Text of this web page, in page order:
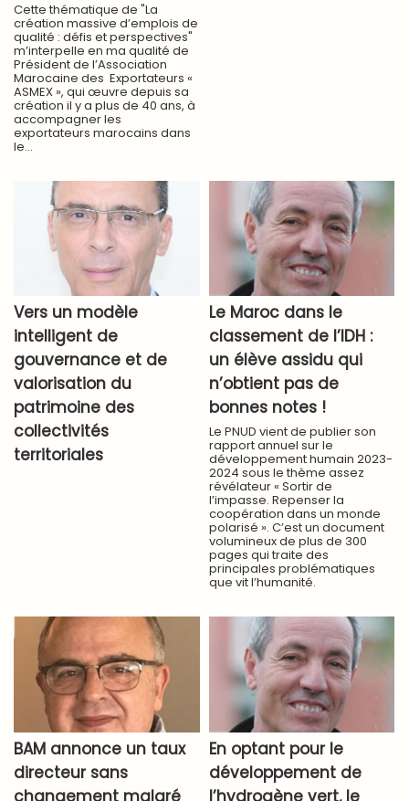
Cette thématique de "La
création massive d’emplois de
qualité : défis et perspectives"
m’interpelle en ma qualité de
Président de l’Association
Marocaine des Exportateurs «
ASMEX », qui œuvre depuis sa
création il y a plus de 40 ans, à
accompagner les
exportateurs marocains dans
le...
Vers un modèle
intelligent de
gouvernance et de
valorisation du
patrimoine des
collectivités
territoriales
​Le Maroc dans le
classement de l’IDH :
un élève assidu qui
n’obtient pas de
bonnes notes !
Le PNUD vient de publier son
rapport annuel sur le
développement humain 2023-
2024 sous le thème assez
révélateur « Sortir de
l’impasse. Repenser la
coopération dans un monde
polarisé ». C’est un document
volumineux de plus de 300
pages qui traite des
principales problématiques
que vit l’humanité.
BAM annonce un taux
directeur sans
changement malgré
En optant pour le
développement de
l’hydrogène vert, le